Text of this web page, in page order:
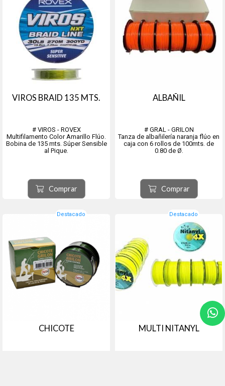
VIROS BRAID 135 MTS.
# VIROS - ROVEX
Multifilamento Color Amarillo Flúo.
Bobina de 135 mts. Súper Sensible
al Pique.
Comprar
ALBAÑIL
# GRAL - GRILON
Tanza de albañilería naranja flúo en
caja con 6 rollos de 100mts. de
0.80 de Ø.
Comprar
Destacado
CHICOTE
Destacado
MULTI NITANYL